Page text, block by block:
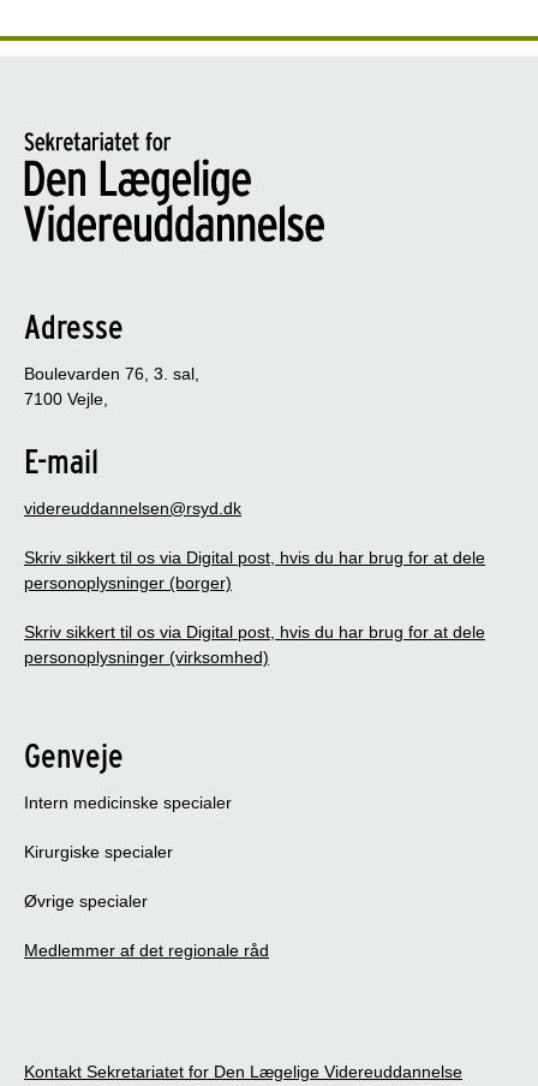
Adresse
Boulevarden 76, 3. sal,
7100 Vejle,
E-mail
videreuddannelsen@rsyd.dk
Skriv sikkert til os via Digital post, hvis du har brug for at dele
personoplysninger (borger)
Skriv sikkert til os via Digital post, hvis du har brug for at dele
personoplysninger (virksomhed)
Genveje
Intern medicinske specialer
Kirurgiske specialer
Øvrige specialer
Medlemmer af det regionale råd
Kontakt Sekretariatet for Den Lægelige Videreuddannelse